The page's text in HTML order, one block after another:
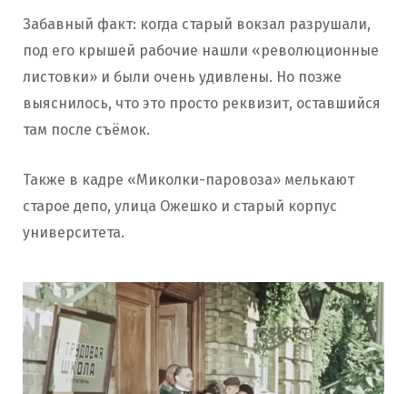
Забавный факт: когда старый вокзал разрушали,
под его крышей рабочие нашли «революционные
листовки» и были очень удивлены. Но позже
выяснилось, что это просто реквизит, оставшийся
там после съёмок.
Также в кадре «Миколки-паровоза» мелькают
старое депо, улица Ожешко и старый корпус
университета.